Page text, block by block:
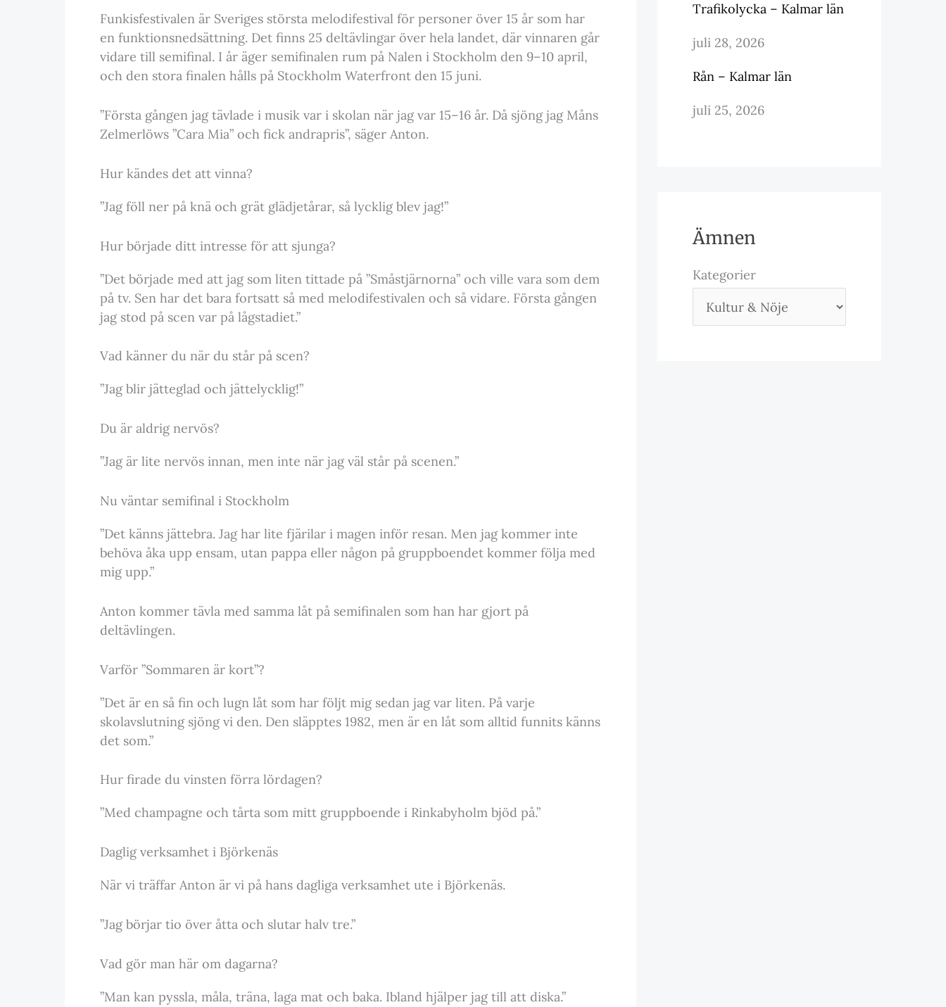
Funkisfestivalen är Sveriges största melodifestival för personer över 15 år som har
en funktionsnedsättning. Det finns 25 deltävlingar över hela landet, där vinnaren går
vidare till semifinal. I år äger semifinalen rum på Nalen i Stockholm den 9–10 april,
och den stora finalen hålls på Stockholm Waterfront den 15 juni.
”Första gången jag tävlade i musik var i skolan när jag var 15–16 år. Då sjöng jag Måns
Zelmerlöws ”Cara Mia” och fick andrapris”, säger Anton.
Hur kändes det att vinna?
”Jag föll ner på knä och grät glädjetårar, så lycklig blev jag!”
Hur började ditt intresse för att sjunga?
”Det började med att jag som liten tittade på ”Småstjärnorna” och ville vara som dem
på tv. Sen har det bara fortsatt så med melodifestivalen och så vidare. Första gången
jag stod på scen var på lågstadiet.”
Vad känner du när du står på scen?
”Jag blir jätteglad och jättelycklig!”
Du är aldrig nervös?
”Jag är lite nervös innan, men inte när jag väl står på scenen.”
Nu väntar semifinal i Stockholm
”Det känns jättebra. Jag har lite fjärilar i magen inför resan. Men jag kommer inte
behöva åka upp ensam, utan pappa eller någon på gruppboendet kommer följa med
mig upp.”
Anton kommer tävla med samma låt på semifinalen som han har gjort på
deltävlingen.
Varför ”Sommaren är kort”?
”Det är en så fin och lugn låt som har följt mig sedan jag var liten. På varje
skolavslutning sjöng vi den. Den släpptes 1982, men är en låt som alltid funnits känns
det som.”
Hur firade du vinsten förra lördagen?
”Med champagne och tårta som mitt gruppboende i Rinkabyholm bjöd på.”
Daglig verksamhet i Björkenäs
När vi träffar Anton är vi på hans dagliga verksamhet ute i Björkenäs.
”Jag börjar tio över åtta och slutar halv tre.”
Vad gör man här om dagarna?
”Man kan pyssla, måla, träna, laga mat och baka. Ibland hjälper jag till att diska.”
Trafikolycka – Kalmar län
juli 28, 2026
Rån – Kalmar län
juli 25, 2026
Ämnen
Kategorier